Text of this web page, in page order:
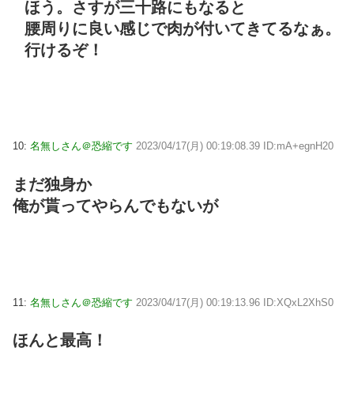
ほう。さすが三十路にもなると
腰周りに良い感じで肉が付いてきてるなぁ。
行けるぞ！
10: 名無しさん＠恐縮です 2023/04/17(月) 00:19:08.39 ID:mA+egnH20
まだ独身か
俺が貰ってやらんでもないが
11: 名無しさん＠恐縮です 2023/04/17(月) 00:19:13.96 ID:XQxL2XhS0
ほんと最高！